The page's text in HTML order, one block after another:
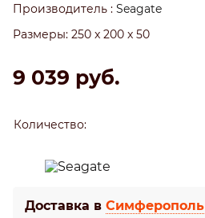
Производитель : Seagate
Размеры: 250 x 200 x 50
9 039 руб.
Количество:
Доставка в Симферополь